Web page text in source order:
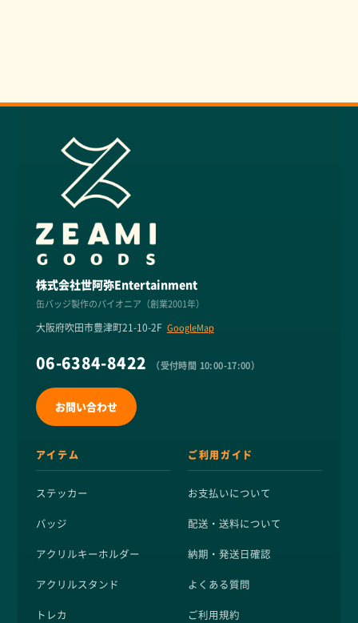
株式会社世阿弥Entertainment
缶バッジ製作のパイオニア（創業2001年）
大阪府吹田市豊津町21-10-2F GoogleMap
06-6384-8422 （受付時間 10:00-17:00）
お問い合わせ
アイテム
ステッカー
バッジ
アクリルキーホルダー
アクリルスタンド
トレカ
ご利用ガイド
お支払いについて
配送・送料について
納期・発送日確認
よくある質問
ご利用規約